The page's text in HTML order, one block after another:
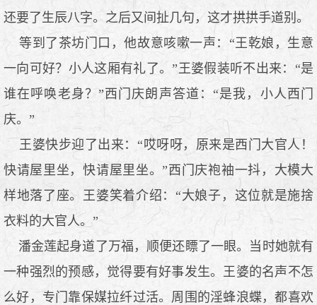
还要了生辰八字。之后又间扯几句，这才拱拱手道别。
等到了茶坊门口，他故意咳嗽一声：“王乾娘，生意
一向可好？小人这厢有礼了。”王婆假装听不出来：“是
谁在呼唤老身？”西门庆朗声答道：“是我，小人西门
庆。”
王婆快步迎了出来：“哎呀呀，原来是西门大官人！
快请屋里坐，快请屋里坐。”西门庆袍袖一抖，大模大
样地落了座。王婆笑着介绍：“大娘子，这位就是施捨
衣料的大官人。”
潘金莲起身道了万福，顺便还瞟了一眼。当时她就有
一种强烈的预感，觉得要有好事发生。王婆的名声不怎
么好，专门靠保媒拉纤过活。周围的淫蜂浪蝶，都喜欢